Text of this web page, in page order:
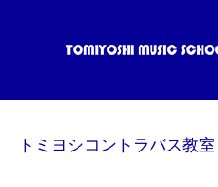
トミヨシコントラバス教室